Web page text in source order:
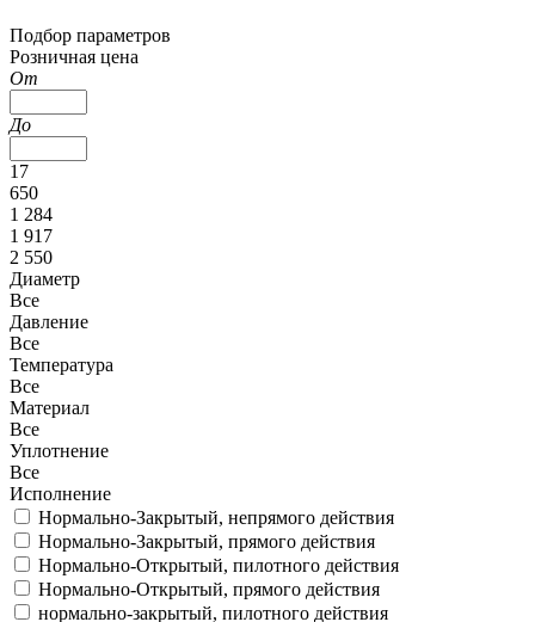
Подбор параметров
Розничная цена
От
До
17
650
1 284
1 917
2 550
Диаметр
Все
Давление
Все
Температура
Все
Материал
Все
Уплотнение
Все
Исполнение
Нормально-Закрытый, непрямого действия
Нормально-Закрытый, прямого действия
Нормально-Открытый, пилотного действия
Нормально-Открытый, прямого действия
нормально-закрытый, пилотного действия